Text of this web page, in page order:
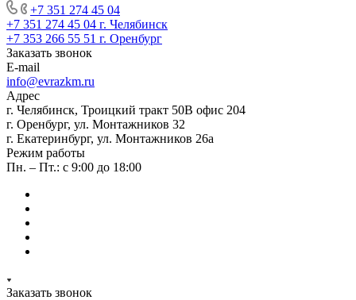
+7 351 274 45 04
+7 351 274 45 04 г. Челябинск
+7 353 266 55 51 г. Оренбург
Заказать звонок
E-mail
info@evrazkm.ru
Адрес
г. Челябинск, Троицкий тракт 50В офис 204
г. Оренбург, ул. Монтажников 32
г. Екатеринбург, ул. Монтажников 26а
Режим работы
Пн. – Пт.: с 9:00 до 18:00
Заказать звонок